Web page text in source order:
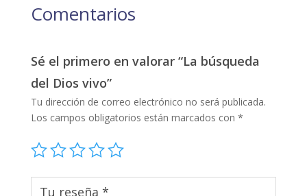
Comentarios
Sé el primero en valorar “La búsqueda
del Dios vivo”
Tu dirección de correo electrónico no será publicada.
Los campos obligatorios están marcados con *